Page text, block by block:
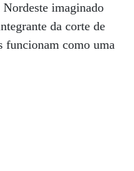
imaginado
da corte de
funcionam como uma